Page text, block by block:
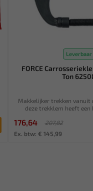
Leverbaar
FORCE
Ton
Makkelijker trekken vanuit
deze trekklem heeft een
176,64
207,82
Ex. btw: € 145,99